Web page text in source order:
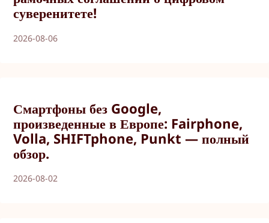
суверенитете!
2026-08-06
Смартфоны без Google,
произведенные в Европе: Fairphone,
Volla, SHIFTphone, Punkt — полный
обзор.
2026-08-02